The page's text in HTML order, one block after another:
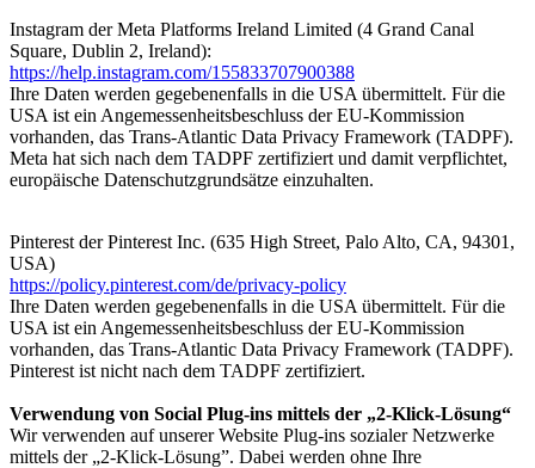
Instagram der Meta Platforms Ireland Limited (4 Grand Canal
Square, Dublin 2, Ireland):
https://help.instagram.com/155833707900388
Ihre Daten werden gegebenenfalls in die USA übermittelt. Für die
USA ist ein Angemessenheitsbeschluss der EU-Kommission
vorhanden, das Trans-Atlantic Data Privacy Framework (TADPF).
Meta hat sich nach dem TADPF zertifiziert und damit verpflichtet,
europäische Datenschutzgrundsätze einzuhalten.
Pinterest der Pinterest Inc. (635 High Street, Palo Alto, CA, 94301,
USA)
https://policy.pinterest.com/de/privacy-policy
Ihre Daten werden gegebenenfalls in die USA übermittelt. Für die
USA ist ein Angemessenheitsbeschluss der EU-Kommission
vorhanden, das Trans-Atlantic Data Privacy Framework (TADPF).
Pinterest ist nicht nach dem TADPF zertifiziert.
Verwendung von Social Plug-ins mittels der „2-Klick-Lösung“
Wir verwenden auf unserer Website Plug-ins sozialer Netzwerke
mittels der „2-Klick-Lösung”. Dabei werden ohne Ihre